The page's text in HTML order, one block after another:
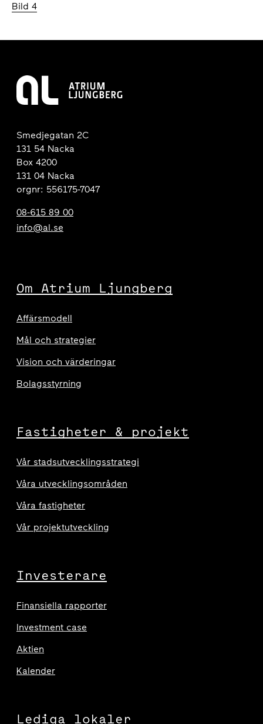
Bild 4
Smedjegatan 2C
131 54 Nacka
Box 4200
131 04 Nacka
orgnr: 556175-7047
08-615 89 00
info@al.se
Om Atrium Ljungberg
Affärsmodell
Mål och strategier
Vision och värderingar
Bolagsstyrning
Fastigheter & projekt
Vår stadsutvecklingsstrategi
Våra utvecklingsområden
Våra fastigheter
Vår projektutveckling
Investerare
Finansiella rapporter
Investment case
Aktien
Kalender
Lediga lokaler